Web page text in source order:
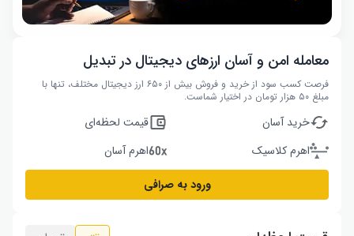
معامله امن و آسان ارزهای دیجیتال در تبدیل
فرصت کسب سود از خرید و فروش بیش از ۶۵۰ ارز دیجیتال مختلف، تنها با
مبلغ ۵۰ هزار تومان در اختیار شماست.
خرید آسان
قیمت لحظه‌ای
اهرم کلاسیک
اهرم آسان
ورود به صرافی